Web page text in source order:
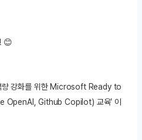
😊
량 강화를 위한 Microsoft Ready to
Github Copilot) 교육’ 이